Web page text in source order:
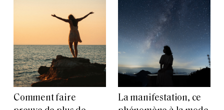
Comment faire
La manifestation, ce